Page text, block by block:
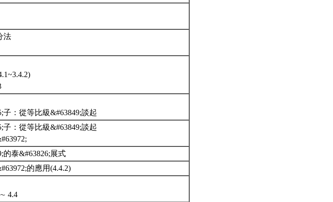
法
子：從等比級&#63849;談起
子：從等比級&#63849;談起
的泰&#63826;展式
的應用(4.4.2)
4.4